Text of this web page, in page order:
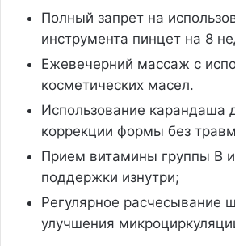
Полный запрет на
инструмента пинцет на 8
Ежевечерний массаж с
косметических масел.
Использование карандаша
коррекции формы без
Прием витамины группы B
поддержки изнутри;
Регулярное расчесывание
улучшения